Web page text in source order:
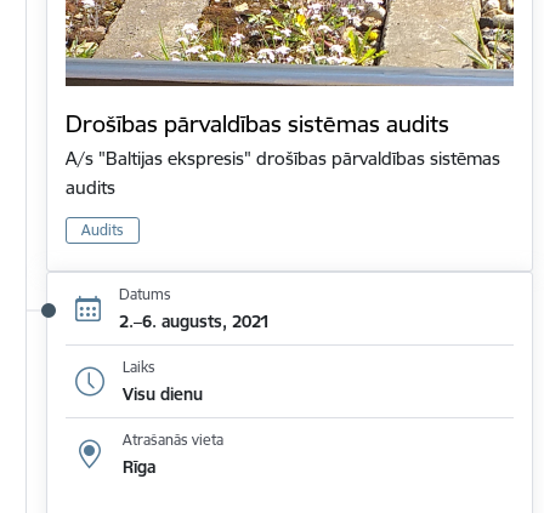
Drošības pārvaldības sistēmas audits
A/s "Baltijas ekspresis" drošības pārvaldības sistēmas
audits
Audits
Datums
2.–6. augusts, 2021
Laiks
Visu dienu
Atrašanās vieta
Rīga